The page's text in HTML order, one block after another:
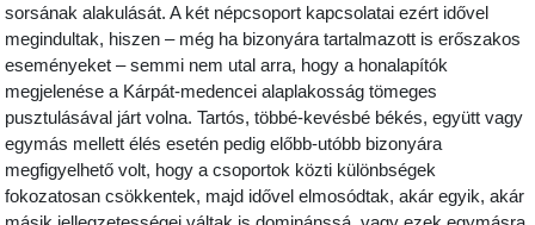
sorsának alakulását. A két népcsoport kapcsolatai ezért idővel
megindultak, hiszen – még ha bizonyára tartalmazott is erőszakos
eseményeket – semmi nem utal arra, hogy a honalapítók
megjelenése a Kárpát-medencei alaplakosság tömeges
pusztulásával járt volna. Tartós, többé-kevésbé békés, együtt vagy
egymás mellett élés esetén pedig előbb-utóbb bizonyára
megfigyelhető volt, hogy a csoportok közti különbségek
fokozatosan csökkentek, majd idővel elmosódtak, akár egyik, akár